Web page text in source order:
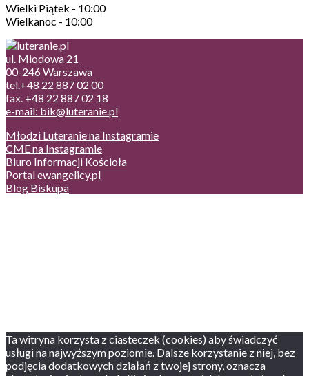
Wielki Piątek - 10:00
Wielkanoc - 10:00
ul. Miodowa 21
00-246 Warszawa
tel.+48 22 887 02 00
fax. +48 22 887 02 18
e-mail: bik@luteranie.pl
Młodzi Luteranie na Instagramie
CME na Instagramie
Biuro Informacji Kościoła
Portal ewangelicy.pl
Blog Biskupa
Ta witryna korzysta z ciasteczek (cookies) aby świadczyć
usługi na najwyższym poziomie. Dalsze korzystanie z niej, bez
podjęcia dodatkowych działań z twojej strony, oznacza